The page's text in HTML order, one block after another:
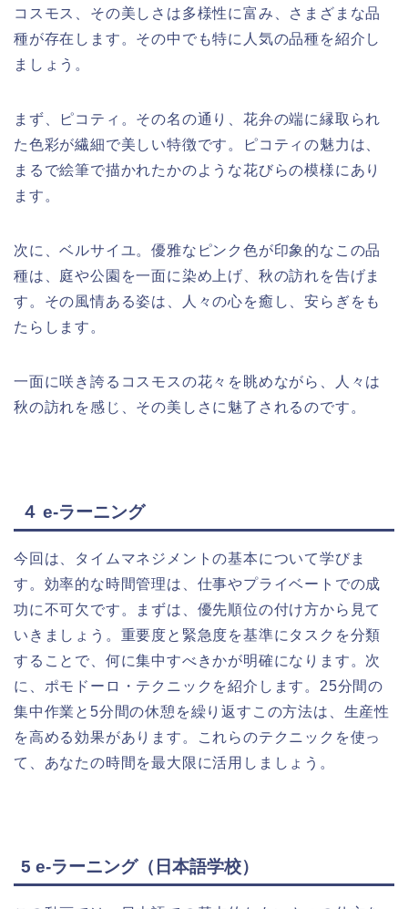
コスモス、その美しさは多様性に富み、さまざまな品
種が存在します。その中でも特に人気の品種を紹介し
ましょう。
まず、ピコティ。その名の通り、花弁の端に縁取られ
た色彩が繊細で美しい特徴です。ピコティの魅力は、
まるで絵筆で描かれたかのような花びらの模様にあり
ます。
次に、ベルサイユ。優雅なピンク色が印象的なこの品
種は、庭や公園を一面に染め上げ、秋の訪れを告げま
す。その風情ある姿は、人々の心を癒し、安らぎをも
たらします。
一面に咲き誇るコスモスの花々を眺めながら、人々は
秋の訪れを感じ、その美しさに魅了されるのです。
４ e-ラーニング
今回は、タイムマネジメントの基本について学びま
す。効率的な時間管理は、仕事やプライベートでの成
功に不可欠です。まずは、優先順位の付け方から見て
いきましょう。重要度と緊急度を基準にタスクを分類
することで、何に集中すべきかが明確になります。次
に、ポモドーロ・テクニックを紹介します。25分間の
集中作業と5分間の休憩を繰り返すこの方法は、生産性
を高める効果があります。これらのテクニックを使っ
て、あなたの時間を最大限に活用しましょう。
5 e-ラーニング（日本語学校）